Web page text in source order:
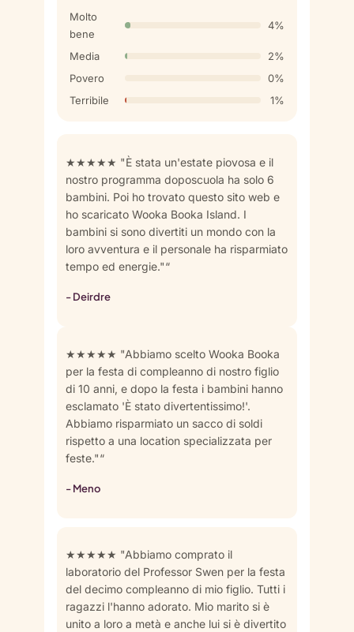
Molto
bene
4%
Media
2%
Povero
0%
Terribile
1%
★★★★★ "È stata un'estate piovosa e il
nostro programma doposcuola ha solo 6
bambini. Poi ho trovato questo sito web e
ho scaricato Wooka Booka Island. I
bambini si sono divertiti un mondo con la
loro avventura e il personale ha risparmiato
tempo ed energie."“
- Deirdre
★★★★★ "Abbiamo scelto Wooka Booka
per la festa di compleanno di nostro figlio
di 10 anni, e dopo la festa i bambini hanno
esclamato 'È stato divertentissimo!'.
Abbiamo risparmiato un sacco di soldi
rispetto a una location specializzata per
feste."“
- Meno
★★★★★ "Abbiamo comprato il
laboratorio del Professor Swen per la festa
del decimo compleanno di mio figlio. Tutti i
ragazzi l'hanno adorato. Mio marito si è
unito a loro a metà e anche lui si è divertito